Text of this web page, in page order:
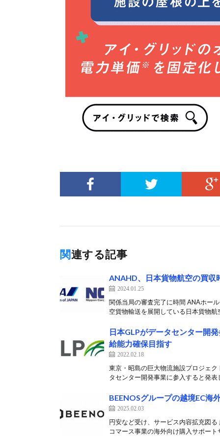
関連する記事
ANAHD、日本貨物航空の買収
2024.01.25
関係当局の審査完了に時間 ANAホー
空貨物輸送を展開している日本貨物
日本GLPがデータセンター開
給能力確保目指す
2022.02.18
東京・昭島の巨大物流施設プロジェ
タセンター開発事業に参入すると発
BEENOSグループの越境EC海
2025.02.03
円安など受け、サービス内容拡充図
コマース事業の海外向け購入サポー